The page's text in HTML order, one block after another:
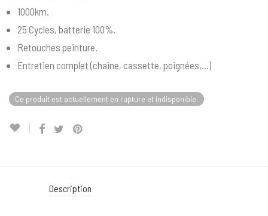
1000km.
25 Cycles, batterie 100%.
Retouches peinture.
Entretien complet (chaine, cassette, poignées,…)
Ce produit est actuellement en rupture et indisponible.
Description